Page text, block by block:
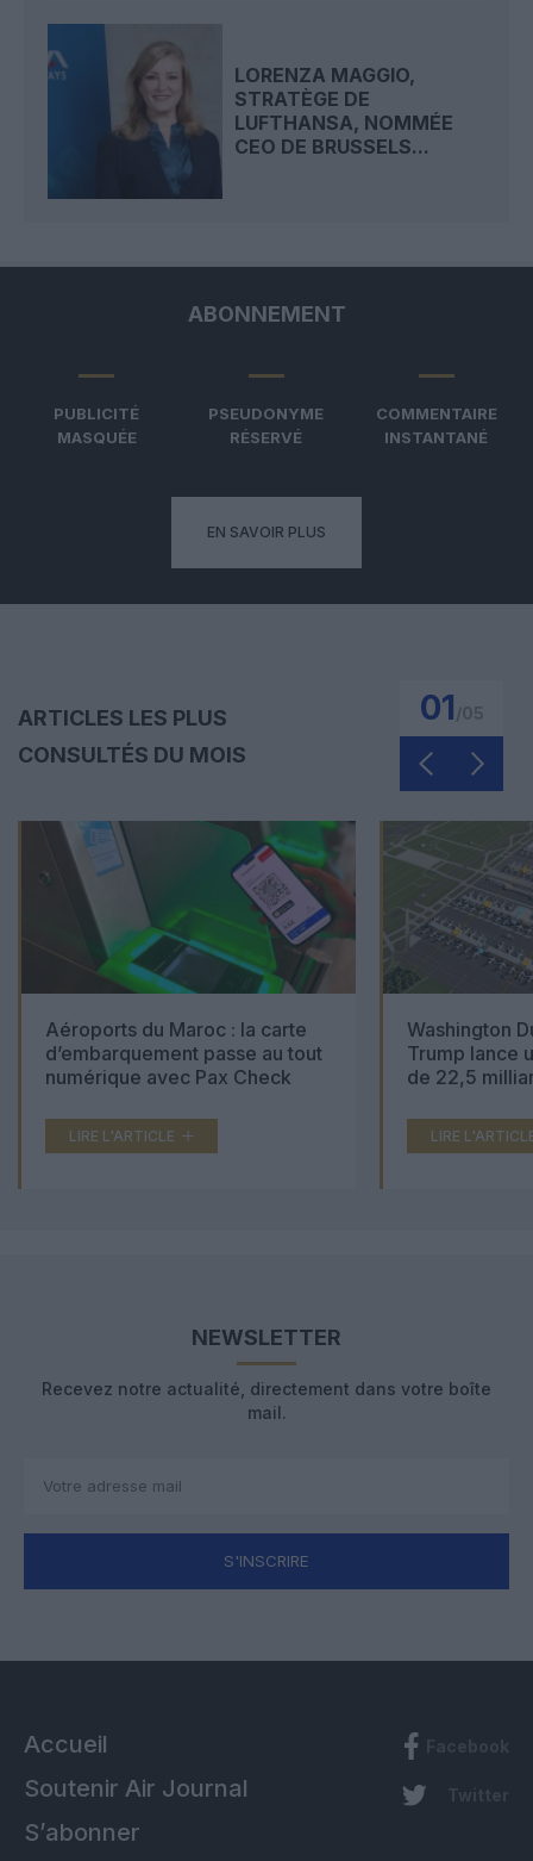
LORENZA MAGGIO,
STRATÈGE DE
LUFTHANSA, NOMMÉE
CEO DE BRUSSELS...
ABONNEMENT
PUBLICITÉ
MASQUÉE
PSEUDONYME
RÉSERVÉ
COMMENTAIRE
INSTANTANÉ
EN SAVOIR PLUS
ARTICLES LES PLUS
CONSULTÉS DU MOIS
01
Aéroports du Maroc : la carte
d’embarquement passe au tout
numérique avec Pax Check
LIRE L'ARTICLE
Washington
Trump lance
de 22,5
LIRE
NEWSLETTER
Recevez notre actualité, directement dans votre boîte
mail.
S'INSCRIRE
Accueil
Soutenir Air Journal
S’abonner